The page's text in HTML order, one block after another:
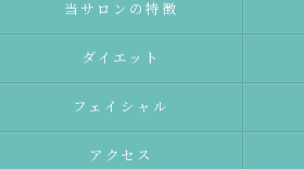
当サロンの特徴
ダイエット
フェイシャル
アクセス